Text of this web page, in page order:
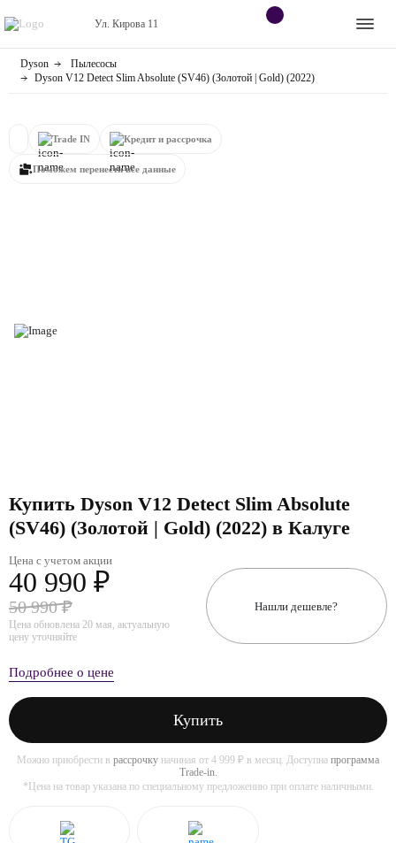
Ул. Кирова 11
Контакты
магазине
Apple
Яндекс станции
Dyson
Пылесосы
Dyson V12 Detect Slim Absolute (SV46) (Золотой | Gold) (2022)
Trade IN Кредит и рассрочка
Поможем перенести все данные
Купить Dyson V12 Detect Slim Absolute
(SV46) (Золотой | Gold) (2022) в Калуге
Цена с учетом акции
40 990 ₽
50 990 ₽
Цена обновлена 20 мая, актуальную
цену уточняйте
Нашли дешевле?
Подробнее о цене
Купить
Можно приобрести в рассрочку начиная от 4 999 ₽ в месяц. Доступна программа
Trade-in.
*Цена на товар указана по специальному предложению при оплате наличными.